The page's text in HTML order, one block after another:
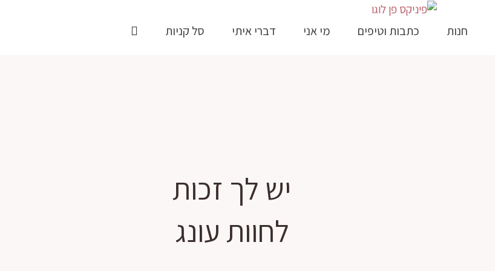
חנות כתבות וטיפים מי אני דברי איתי סל קניות
יש לך זכות
לחוות עונג